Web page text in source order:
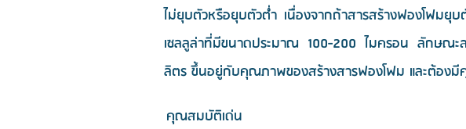
ไม่ยุบตัวหรือยุบตัวต่ำ เนื่องจากถ้าสารสร้างฟองโฟมยุบ
เซลลูล่าที่มีขนาดประมาณ 100-200 ไมครอน ลักษณะ
ลิตร ขึ้นอยู่กับคุณภาพของสร้างสารฟองโฟม และต้อง
คุณสมบัติเด่น